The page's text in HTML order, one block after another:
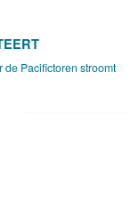
de Pacifictoren stroomt